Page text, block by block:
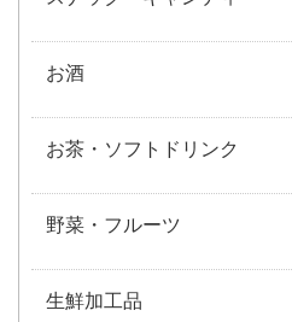
お酒
お茶・ソフトドリンク
野菜・フルーツ
生鮮加工品